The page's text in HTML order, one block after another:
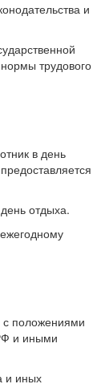
и
трудового
в день
отдыха.
с положениями
и иными
и иных